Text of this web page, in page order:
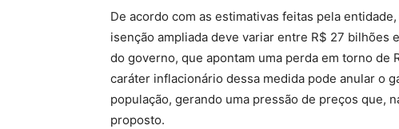
De acordo com as estimativas feitas pela
isenção ampliada deve variar entre R$ 27
do governo, que apontam uma perda em torno de
caráter inflacionário dessa medida pode anular o
população, gerando uma pressão de preços que,
proposto.